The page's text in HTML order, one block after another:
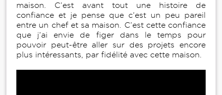
maison. C’est avant tout une histoire de
confiance et je pense que c’est un peu pareil
entre un chef et sa maison. C’est cette confiance
que j’ai envie de figer dans le temps pour
pouvoir peut-être aller sur des projets encore
plus intéressants, par fidélité avec cette maison.